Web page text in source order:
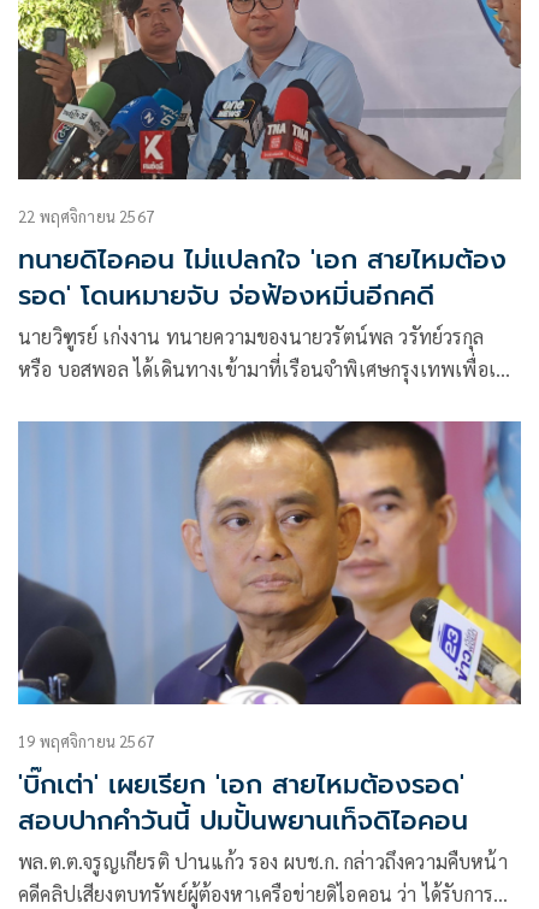
22 พฤศจิกายน 2567
ทนายดิไอคอน ไม่แปลกใจ 'เอก สายไหมต้อง
รอด' โดนหมายจับ จ่อฟ้องหมิ่นอีกคดี
นายวิฑูรย์ เก่งงาน ทนายความของนายวรัตน์พล วรัทย์วรกุล
หรือ บอสพอล ได้เดินทางเข้ามาที่เรือนจำพิเศษกรุงเทพเพื่อเข้า
19 พฤศจิกายน 2567
'บิ๊กเต่า' เผยเรียก 'เอก สายไหมต้องรอด'
สอบปากคำวันนี้ ปมปั้นพยานเท็จดิไอคอน
พล.ต.ต.จรูญเกียรติ ปานแก้ว รอง ผบช.ก. กล่าวถึงความคืบหน้า
คดีคลิปเสียงตบทรัพย์ผู้ต้องหาเครือข่ายดิไอคอน ว่า ได้รับการ